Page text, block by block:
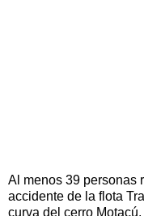
Al menos 39 personas
accidente de la flota
curva del cerro